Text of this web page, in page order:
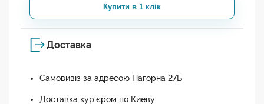
Купити в 1 клік
Доставка
Самовивіз за адресою Нагорна 27Б
Доставка кур'єром по Киеву